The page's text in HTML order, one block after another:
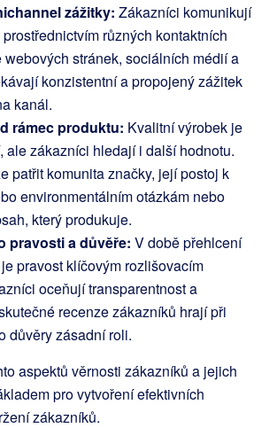
zážitky: Zákazníci komunikují
různých kontaktních
webových stránek, sociálních médií a
konzistentní a propojený zážitek
kanál.
rámec produktu: Kvalitní výrobek je
ale zákazníci hledají i další hodnotu.
patřit komunita značky, její postoj k
environmentálním otázkám nebo
který produkuje.
pravosti a důvěře: V době přehlcení
pravost klíčovým rozlišovacím
oceňují transparentnost a
recenze zákazníků hrají při
důvěry zásadní roli.
aspektů věrnosti zákazníků a jejich
pro vytvoření efektivních
zákazníků.